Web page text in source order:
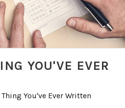
YOU'VE EVER
Thing You've Ever Written